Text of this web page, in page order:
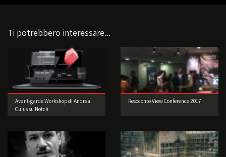
Ti potrebbero interessare...
Avant-garde Workshop di Andrea
Cuius su Notch
Resoconto View Conference 2017